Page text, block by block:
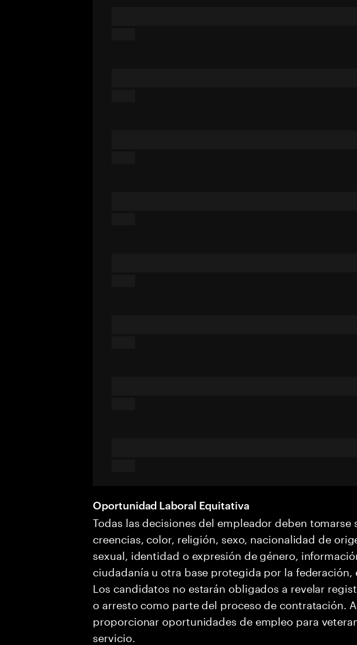
Oportunidad Laboral Equitativa
Todas las decisiones del empleador deben tomarse
creencias, color, religión, sexo, nacionalidad de
sexual, identidad o expresión de género,
ciudadanía u otra base protegida por la federación,
Los candidatos no estarán obligados a revelar
o arresto como parte del proceso de contratación.
proporcionar oportunidades de empleo para
servicio.